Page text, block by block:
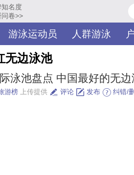
知名度
问卷>>
游泳运动员 人群游泳
无边泳池
泳池盘点 中国最好的无边
游榜 上传提供 评论 发布 纠错/